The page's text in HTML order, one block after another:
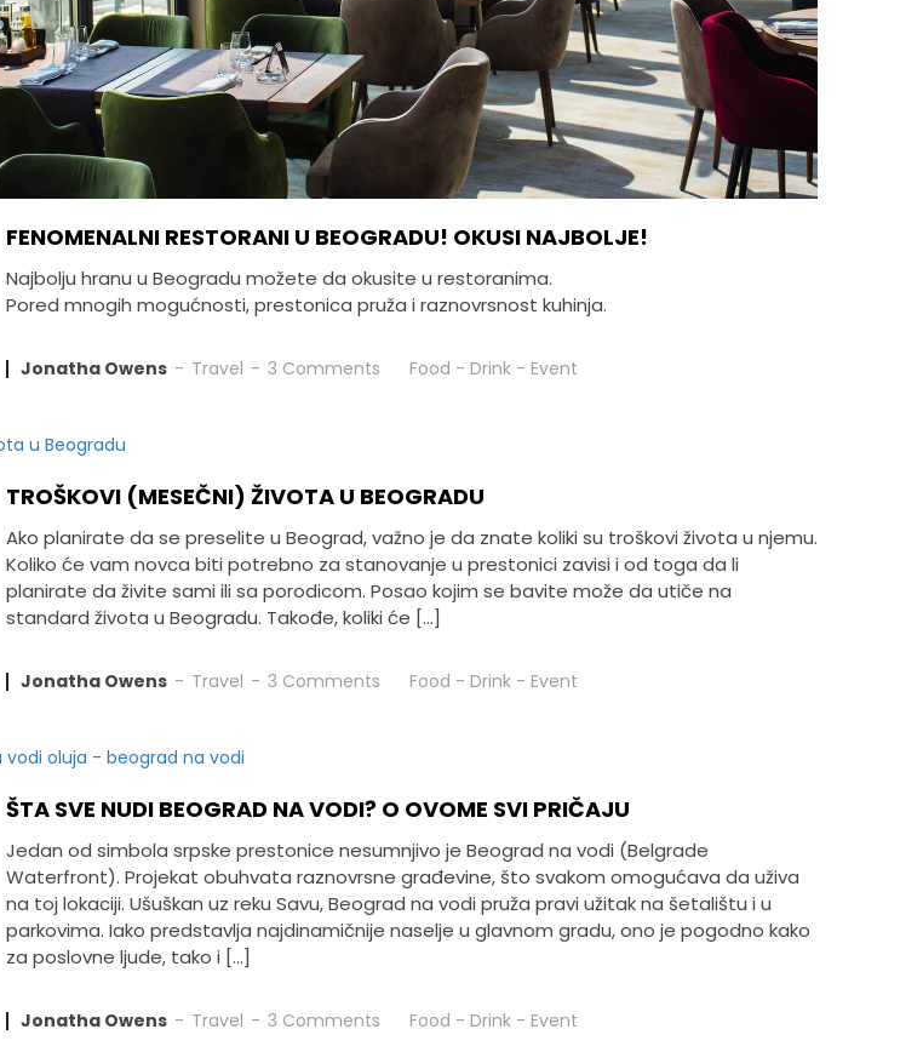
FENOMENALNI RESTORANI U BEOGRADU! OKUSI NAJBOLJE!
Najbolju hranu u Beogradu možete da okusite u restoranima.
Pored mnogih mogućnosti, prestonica pruža i raznovrsnost kuhinja.
Jonatha Owens Travel 3 Comments Food - Drink - Event
TROŠKOVI (MESEČNI) ŽIVOTA U BEOGRADU
Ako planirate da se preselite u Beograd, važno je da znate koliki su troškovi života u njemu.
Koliko će vam novca biti potrebno za stanovanje u prestonici zavisi i od toga da li
planirate da živite sami ili sa porodicom. Posao kojim se bavite može da utiče na
standard života u Beogradu. Takođe, koliki će […]
Jonatha Owens Travel 3 Comments Food - Drink - Event
ŠTA SVE NUDI BEOGRAD NA VODI? O OVOME SVI PRIČAJU
Jedan od simbola srpske prestonice nesumnjivo je Beograd na vodi (Belgrade
Waterfront). Projekat obuhvata raznovrsne građevine, što svakom omogućava da uživa
na toj lokaciji. Ušuškan uz reku Savu, Beograd na vodi pruža pravi užitak na šetalištu i u
parkovima. Iako predstavlja najdinamičnije naselje u glavnom gradu, ono je pogodno kako
za poslovne ljude, tako i […]
Jonatha Owens Travel 3 Comments Food - Drink - Event